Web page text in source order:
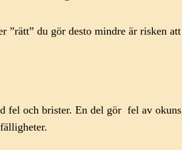
”rätt” du gör desto mindre är risken
fel och brister. En del gör fel av